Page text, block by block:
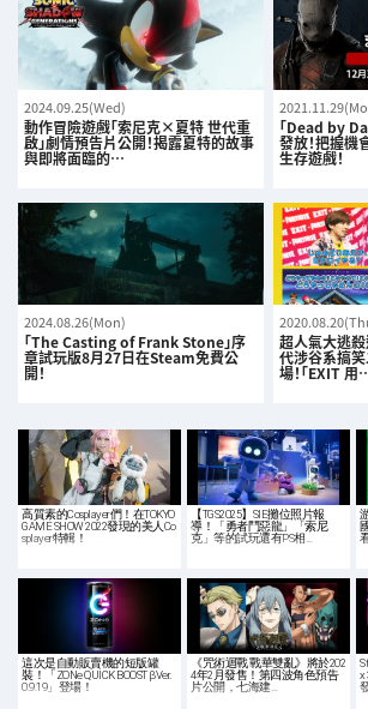
2024.09.25(Wed)
動作冒險遊戲「索尼克×夏特 世代重
啟」劇情預告片公開！揭露夏特的故事
與即將面臨的…
「Dead by
發放！把握
生存遊戲！
2024.08.26(Mon)
「The Casting of Frank Stone」序
章試玩版8月27日在Steam免費公
開！
超人氣大逃
代涉谷系搞笑
場！「EXIT 用
高質素的Cosplayer們！在TOKYO
GAME SHOW 2022發現的美人Co
splayer特輯！
【TGS2025】SIE攤位照片報
導！「勇者鬥惡龍」「索尼
克」等的試玩還有PS相…
這次是自動販賣機的短版罐
裝！「ZONe QUICK BOOST βVer.
0.9.19」登場！
《咒術迴戰 戰華雙亂》將於202
4年2月發售！第四波角色預告
片公開，七海建…
x